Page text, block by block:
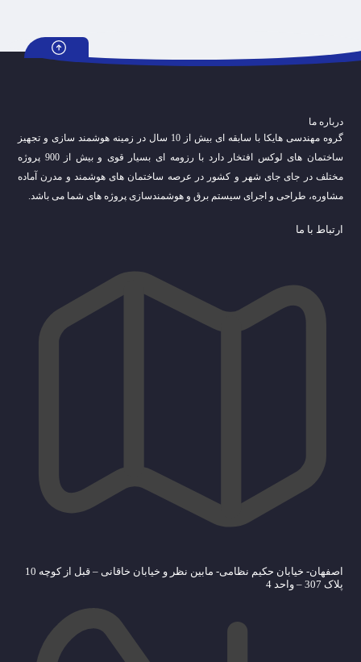
درباره ما
گروه مهندسی هایکا با سابقه ای بیش از 10 سال در زمینه هوشمند سازی و تجهیز
ساختمان های لوکس افتخار دارد با رزومه ای بسیار قوی و بیش از 900 پروژه
مختلف در جای جای شهر و کشور در عرصه ساختمان های هوشمند و مدرن آماده
مشاوره، طراحی و اجرای سیستم برق و هوشمندسازی پروژه های شما می باشد.
ارتباط با ما
اصفهان- خیابان حکیم نظامی- مابین نظر و خیابان خاقانی – قبل از کوچه 10
پلاک 307 – واحد 4